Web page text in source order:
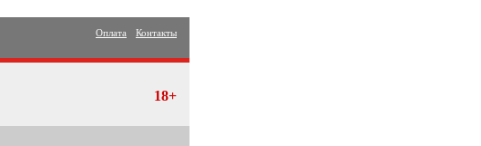
Оплата Контакты
18+